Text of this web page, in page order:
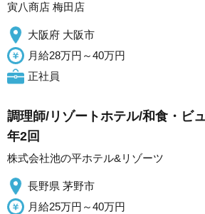
寅八商店 梅田店
大阪府 大阪市
月給28万円～40万円
正社員
調理師/リゾートホテル/和食・ビ
年2回
株式会社池の平ホテル&リゾーツ
長野県 茅野市
月給25万円～40万円